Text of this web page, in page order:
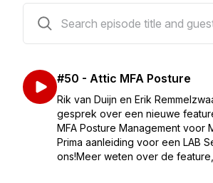
#50 - Attic MFA Posture
Rik van Duijn en Erik
gesprek over een nieuwe
MFA Posture Management voor
Prima aanleiding voor een LAB
ons!Meer weten over de